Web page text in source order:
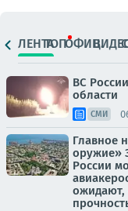
ЛЕНТАТОПОФИЦ.
ВС
области
СМИ
Главное
оружие»
России
ожидают,